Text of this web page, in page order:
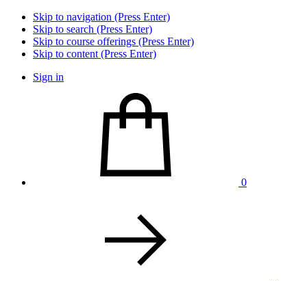
Skip to navigation (Press Enter)
Skip to search (Press Enter)
Skip to course offerings (Press Enter)
Skip to content (Press Enter)
Sign in
0